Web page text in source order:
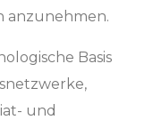
anzunehmen.
Basis
und